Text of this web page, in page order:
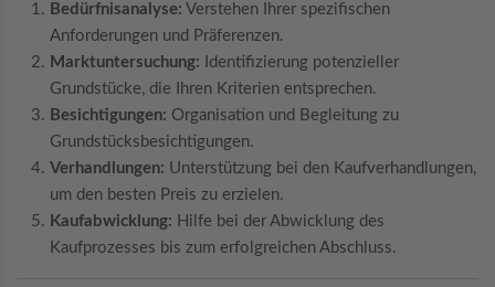
Bedürfnisanalyse: Verstehen Ihrer spezifischen
Anforderungen und Präferenzen.
Marktuntersuchung: Identifizierung potenzieller
Grundstücke, die Ihren Kriterien entsprechen.
Besichtigungen: Organisation und Begleitung zu
Grundstücksbesichtigungen.
Verhandlungen: Unterstützung bei den Kaufverhandlungen,
um den besten Preis zu erzielen.
Kaufabwicklung: Hilfe bei der Abwicklung des
Kaufprozesses bis zum erfolgreichen Abschluss.